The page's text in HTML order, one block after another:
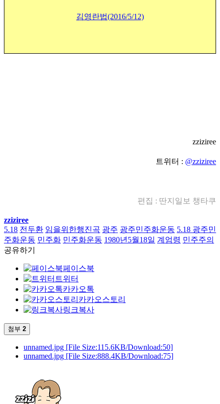
김영란법(2016/5/12)
zziziree
트위터 : @zziziree
편집 : 딴지일보 챙타쿠
zziziree
5.18 전두환 임을위한행진곡 광주 광주민주화운동 5.18 광주민
주화운동 민주화 민주화운동 1980년5월18일 계엄령 민주주의
공유하기
페이스북
트위터
카카오톡
카카오스토리
링크복사
첨부 2
unnamed.jpg [File Size:115.6KB/Download:50]
unnamed.jpg [File Size:888.4KB/Download:75]